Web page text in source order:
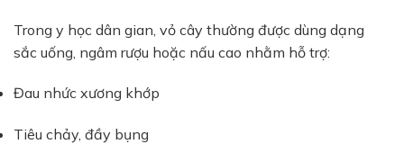
Trong y học dân gian, vỏ cây thường được dùng dạng
sắc uống, ngâm rượu hoặc nấu cao nhằm hỗ trợ:
Đau nhức xương khớp
Tiêu chảy, đầy bụng